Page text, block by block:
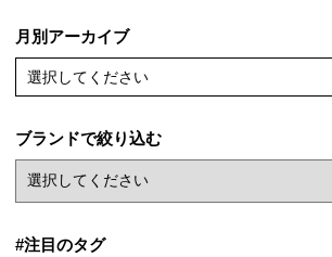
月別アーカイブ
選択してください
ブランドで絞り込む
#注目のタグ